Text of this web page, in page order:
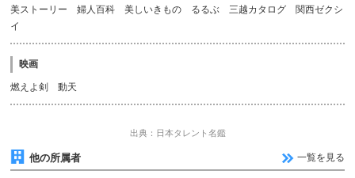
美ストーリー 婦人百科 美しいきもの るるぶ 三越カタログ 関西ゼクシ
イ
映画
燃えよ剣 動天
出典：日本タレント名鑑
他の所属者 一覧を見る